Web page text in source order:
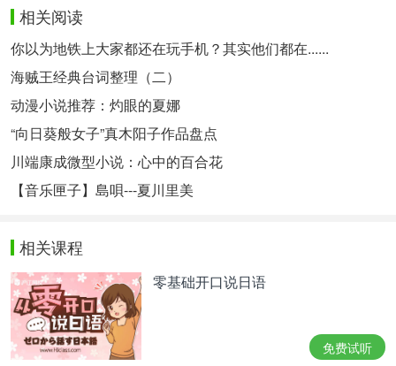
1984年，两人同时被卷入了某组织活动。青豆将与
现实世界隐隐不同的、不可思议的1984年命名
为“1Q84年”。
5位 ねじまき鳥クロニクル（全3巻）
第5名 奇鸟行状录
会社を辞め日々家事を営む「僕」と、雑誌編集者と
して働く妻「クミコ」の生活は、
過ぎていった。しかし、猫の失跡をきっかけに、
やうい
バランスが少しずつ狂い始める。
子“久美子”就那样过着平稳的生活。可是，由于猫咪
的失踪，渐渐失衡，出现了危险的警报。
1984年6月から1986年の冬が主な舞台。作品を通し
て「水」のイメージで書かれている。
以1984年6月至1986年的冬天为主要舞台。作品是借
相关阅读
你以为地铁上大家都还在玩手机？其实他们都在......
海贼王经典台词整理（二）
动漫小说推荐：灼眼的夏娜
“向日葵般女子”真木阳子作品盘点
川端康成微型小说：心中的百合花
【音乐匣子】島唄---夏川里美
相关课程
零基础开口说日语
免费试听